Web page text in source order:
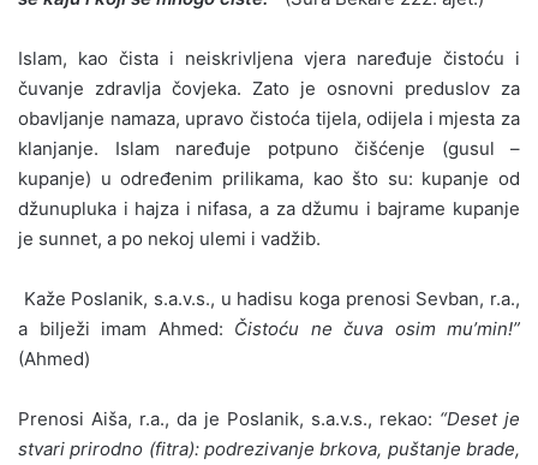
Islam, kao čista i neiskrivljena vjera naređuje čistoću i
čuvanje zdravlja čovjeka. Zato je osnovni preduslov za
obavljanje namaza, upravo čistoća tijela, odijela i mjesta za
klanjanje. Islam naređuje potpuno čišćenje (gusul –
kupanje) u određenim prilikama, kao što su: kupanje od
džunupluka i hajza i nifasa, a za džumu i bajrame kupanje
je sunnet, a po nekoj ulemi i vadžib.
Kaže Poslanik, s.a.v.s., u hadisu koga prenosi Sevban, r.a.,
a bilježi imam Ahmed: Čistoću ne čuva osim mu’min!”
(Ahmed)
Prenosi Aiša, r.a., da je Poslanik, s.a.v.s., rekao: “Deset je
stvari prirodno (fitra): podrezivanje brkova, puštanje brade,